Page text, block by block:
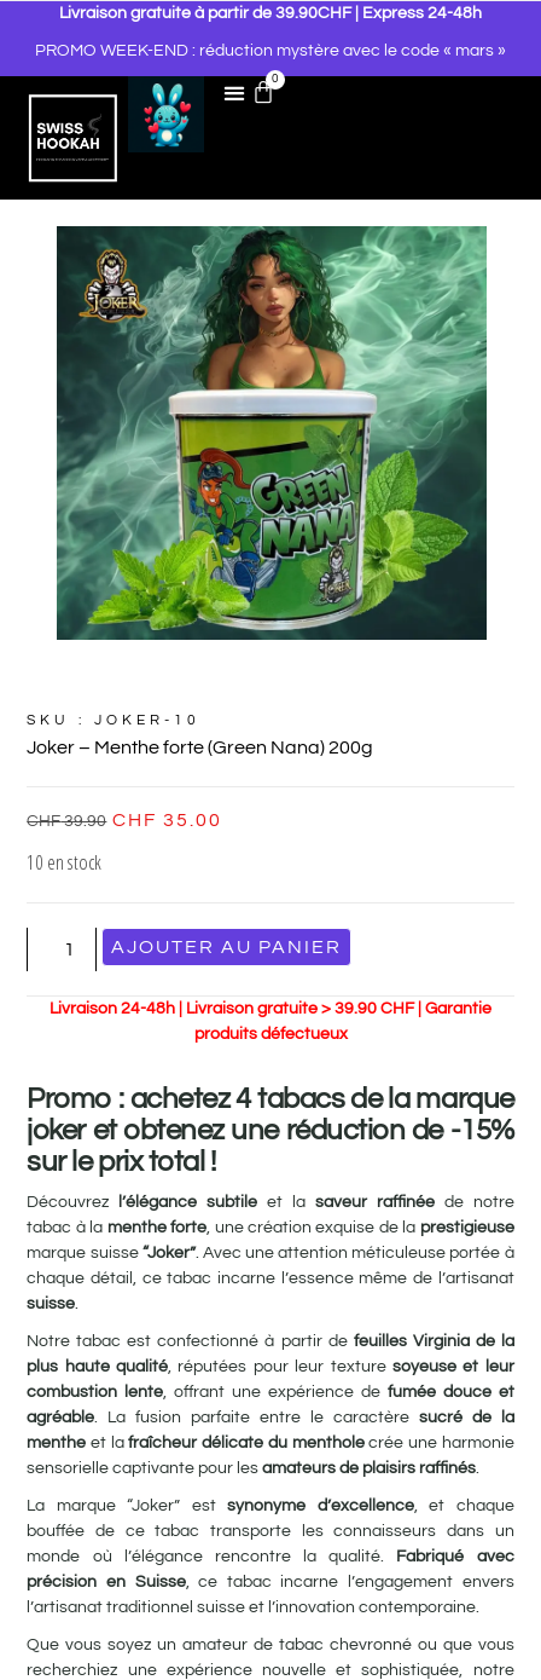
Livraison gratuite à partir de 39.90CHF | Express 24-48h
PROMO WEEK-END : réduction mystère avec le code « mars »
0
SKU : JOKER-10
Joker – Menthe forte (Green Nana) 200g
CHF39.90 CHF 35.00
10 en stock
AJOUTER AU PANIER
Livraison 24-48h | Livraison gratuite > 39.90 CHF | Garantie
produits défectueux
Promo : achetez 4 tabacs de la marque
joker et obtenez une réduction de -15%
sur le prix total !
Découvrez l’élégance subtile et la saveur raffinéede notre
tabac à la menthe forte , une création exquise de la prestigieuse
marque suisse “Joker”. Avec une attention méticuleuse portée à
chaque détail, ce tabac incarne l’essence même de l’artisanat
suisse
Notre tabac est confectionné à partir defeuilles Virginia de la
plus haute qualité , réputées pour leur texture soyeuse et leur
combustion lente , offrant une expérience de fumée douce et
agréable . La fusion parfaite entre le caractèresucré de la
menthe et lafraîcheur délicate du mentholecrée une harmonie
sensorielle captivante pour les amateurs de plaisirs raffinés
La marque “Joker” estsynonyme d’excellence, et chaque
bouffée de ce tabac transporte les connaisseurs dans un
monde où l’élégance rencontre la qualité. Fabriqué avec
précision en Suisse, ce tabac incarne l’engagement envers
l’artisanat traditionnel suisse et l’innovation contemporaine.
Que vous soyez un amateur de tabac chevronné ou que vous
recherchiez une expérience nouvelle et sophistiquée, notre